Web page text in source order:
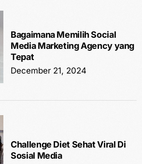
Bagaimana Memilih Social
Media Marketing Agency yang
Tepat
December 21, 2024
Challenge Diet Sehat Viral Di
Sosial Media